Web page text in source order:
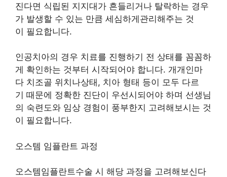
진다면 식립된 지지대가 흔들리거나 탈락하는 경우
가 발생할 수 있는 만큼 세심하게관리해주는 것
이 필요합니다.
인공치아의 경우 치료를 진행하기 전 상태를 꼼꼼하
게 확인하는 것부터 시작되어야 합니다. 개개인마
다 치조골 위치나상태, 치아 형태 등이 모두 다르
기 때문에 정확한 진단이 우선시되어야 하며 선생님
의 숙련도와 임상 경험이 풍부한지 고려해보시는 것
이 필요합니다.
오스템 임플란트 과정
오스템임플란트수술 시 해당 과정을 고려해보신다